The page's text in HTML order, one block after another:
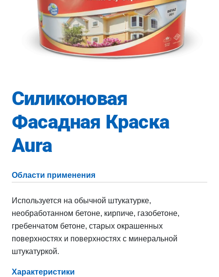
Силиконовая
Фасадная Краска
Aura
Области применения
Используется на обычной штукатурке,
необработанном бетоне, кирпиче, газобетоне,
гребенчатом бетоне, старых окрашенных
поверхностях и поверхностях с минеральной
штукатуркой.
Характеристики